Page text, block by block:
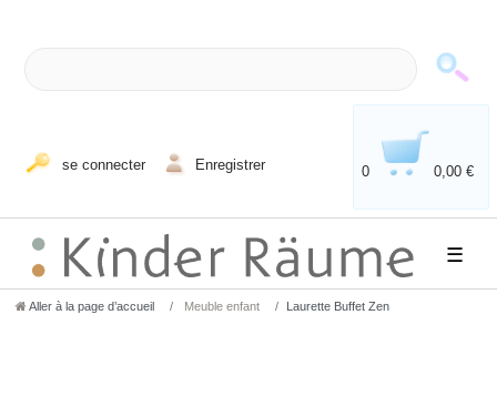
se connecter Enregistrer 0 0,00 €
☰
Aller à la page d’accueil Meuble enfant Laurette Buffet Zen